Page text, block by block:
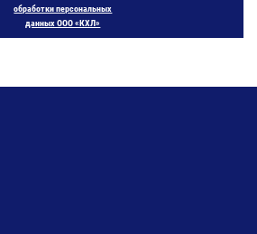
обработки персональных
данных ООО «КХЛ»